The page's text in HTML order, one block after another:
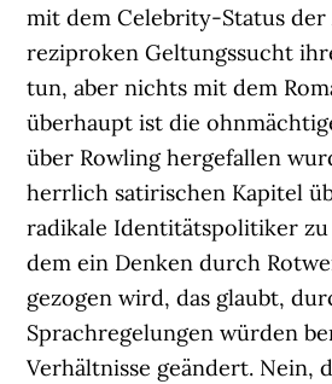
mit dem Celebrity-Status
reziproken Geltungssucht
tun, aber nichts mit dem
überhaupt ist die
über Rowling hergefallen
herrlich satirischen Kapitel
radikale Identitätspolitiker
dem ein Denken durch
gezogen wird, das glaubt,
Sprachregelungen würden
Verhältnisse geändert. Nein,